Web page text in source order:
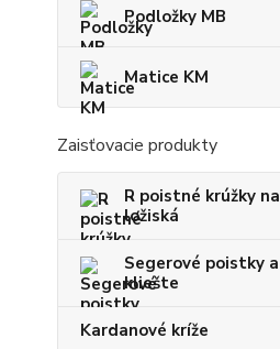
Podložky MB
Matice KM
Zaisťovacie produkty
R poistné krúžky na
ložiská
Segerové poistky a
kliešte
Kardanové kríže